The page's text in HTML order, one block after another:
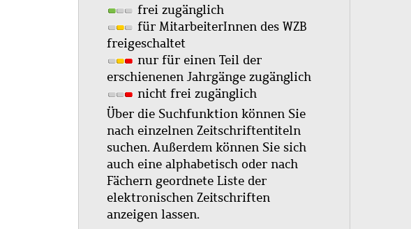
frei zugänglich
für MitarbeiterInnen des WZB
freigeschaltet
nur für einen Teil der
erschienenen Jahrgänge zugänglich
nicht frei zugänglich
Über die Suchfunktion können Sie
nach einzelnen Zeitschriftentiteln
suchen. Außerdem können Sie sich
auch eine alphabetisch oder nach
Fächern geordnete Liste der
elektronischen Zeitschriften
anzeigen lassen.